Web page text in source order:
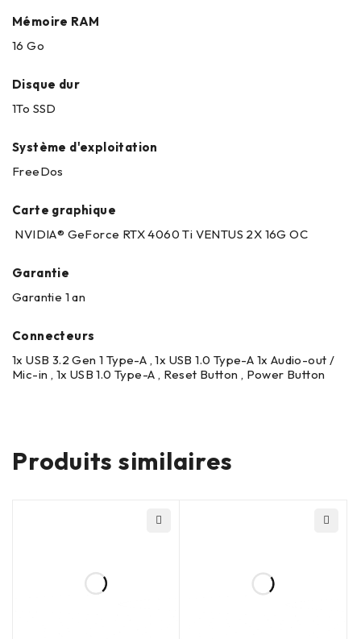
Mémoire RAM
16 Go
Disque dur
1To SSD
Système d'exploitation
FreeDos
Carte graphique
NVIDIA® GeForce RTX 4060 Ti VENTUS 2X 16G OC
Garantie
Garantie 1 an
Connecteurs
1x USB 3.2 Gen 1 Type-A , 1x USB 1.0 Type-A 1x Audio-out /
Mic-in , 1x USB 1.0 Type-A , Reset Button , Power Button
Produits similaires